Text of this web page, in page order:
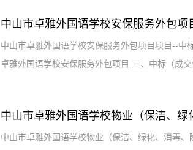
中山市卓雅外国语学校安保服务外包项
中山市卓雅外国语学校安保服务外包项目项目--
卓雅外国语学校安保服务外包项目 三、中标（成交
中山市卓雅外国语学校物业（保洁、
中山市卓雅外国语学校物业（保洁、绿化、消毒